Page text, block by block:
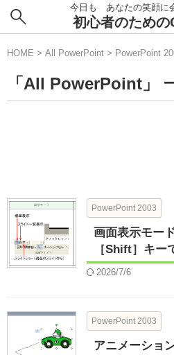
今日も あなたの笑顔に
初心者のため
HOME > All PowerPoint > PowerPoint
「All PowerPoint」
PowerPoint 2003
画面表示モー
［Shift］キー
2026/7/6
PowerPoint 2003
アニメーショ